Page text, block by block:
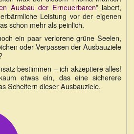
Ausbau der Erneuerbaren” labert,
Leistung vor der eigenen
schon mehr als peinlich.
ein paar verlorene grüne Seelen,
oder Verpassen der Ausbauziele
bestimmen – ich akzeptiere alles!
etwas ein, das eine sicherere
Scheitern dieser Ausbauziele.